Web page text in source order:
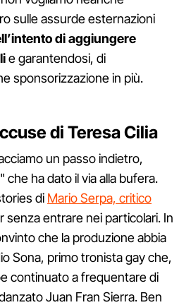
sulle assurde esternazioni
di aggiungere
e garantendosi, di
sponsorizzazione in più.
di Teresa Cilia
un passo indietro,
che ha dato il via alla bufera.
di Mario Serpa, critico
senza entrare nei particolari. In
che la produzione abbia
Sona, primo tronista gay che,
continuato a frequentare di
Juan Fran Sierra. Ben